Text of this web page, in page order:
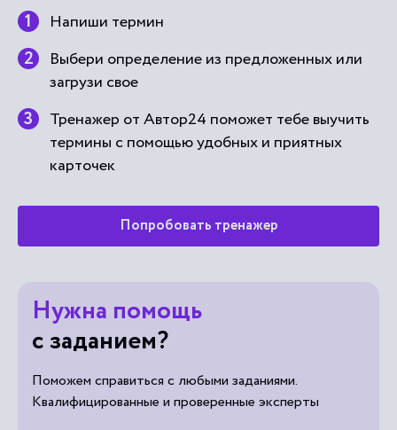
Напиши термин
Выбери определение из предложенных или
загрузи свое
Тренажер от Автор24 поможет тебе выучить
термины с помощью удобных и приятных
карточек
Попробовать тренажер
Нужна помощь
с заданием?
Поможем справиться с любыми заданиями.
Квалифицированные и проверенные эксперты